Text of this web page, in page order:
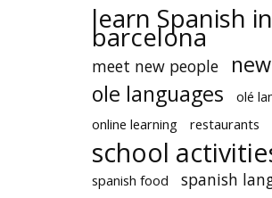
learn Spanish in
barcelona
meet new people
ole languages
olé
online learning
restaurants
school
spanish food spanish